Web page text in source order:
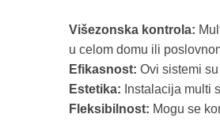
Višezonska kontrola:
u celom domu ili
Efikasnost: Ovi sistemi
Estetika: Instalacija multi
Fleksibilnost: Mogu se